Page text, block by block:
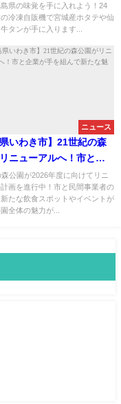
ット発見！
島県の味覚を手に入れよう！24
冷凍自販機で宮城産ホタテや仙
タンが手に入ります...
ニュース
県いわき市】21世紀の森
ニューアルへ！市と企
組んで新たな魅力を創
公園が2026年度に向けてリニ
計画を進行中！市と民間事業者の
たな飲食スポットやイベントが
全体の魅力が...